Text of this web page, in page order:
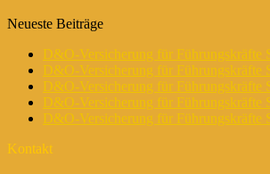
Neueste Beiträge
D&O-Versicherung für Führungskräfte
D&O-Versicherung für Führungskräfte
D&O-Versicherung für Führungskräfte
D&O-Versicherung für Führungskräfte
D&O-Versicherung für Führungskräfte
Kontakt